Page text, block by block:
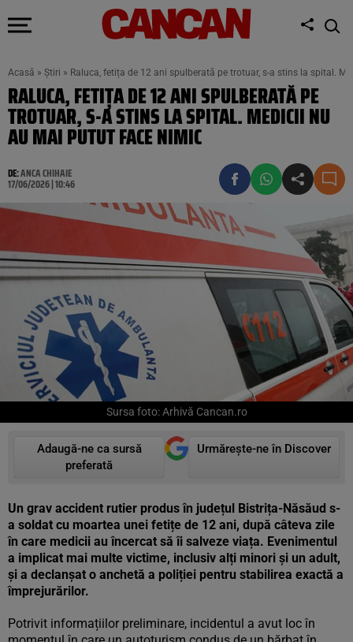
Acasă » Știri » Raluca, fetița de 12 ani spulberată pe trotuar, s-a stins la spital.
RALUCA, FETIȚA DE 12 ANI SPULBERATĂ PE
TROTUAR, S-A STINS LA SPITAL. MEDICII NU
AU MAI PUTUT FACE NIMIC
DE:ANCA CHIHAIE
17/06/2026 | 10:46
Sursa foto: Arhivă Cancan.ro
Adaugă-ne ca sursă
preferată
Urmărește-ne în Discover
Un grav accident rutier produs în județul Bistrița-Năsăud s-
a soldat cu moartea unei fetițe de 12 ani, după câteva zile
în care medicii au încercat să îi salveze viața. Evenimentul
a implicat mai multe victime, inclusiv alți minori și un adult,
și a declanșat o anchetă a poliției pentru stabilirea exactă a
împrejurărilor.
Potrivit informațiilor preliminare, incidentul a avut loc în